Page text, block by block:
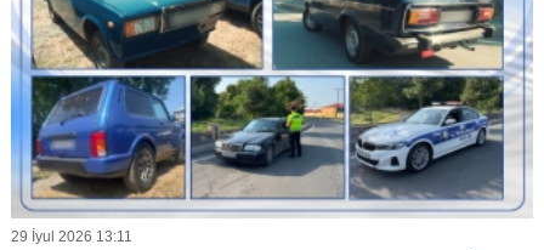
29 İyul 2026 13:11